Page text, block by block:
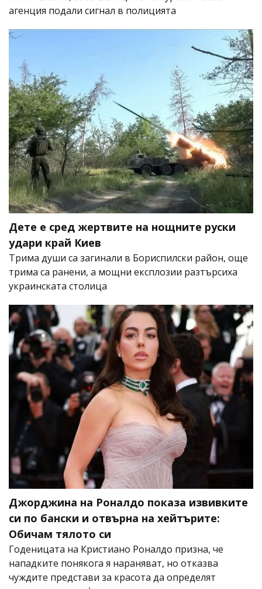
агенция подали сигнал в полицията
Дете е сред жертвите на нощните руски
удари край Киев
Трима души са загинали в Бориспилски район, още
трима са ранени, а мощни експлозии разтърсиха
украинската столица
Джорджина на Роналдо показа извивките
си по бански и отвърна на хейтърите:
Обичам тялото си
Годеницата на Кристиано Роналдо призна, че
нападките понякога я нараняват, но отказва
чуждите представи за красота да определят